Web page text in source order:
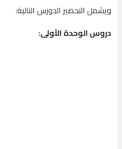
ويشمل التحضير الدورس التالية:
دروس الوحدة الأولى: